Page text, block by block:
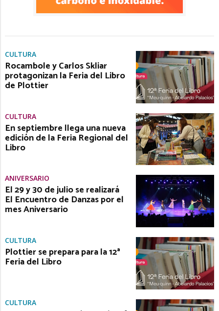
CULTURA
Rocambole y Carlos Skliar
protagonizan la Feria del Libro
de Plottier
CULTURA
En septiembre llega una nueva
edición de la Feria Regional del
Libro
ANIVERSARIO
El 29 y 30 de julio se realizará
El Encuentro de Danzas por el
mes Aniversario
CULTURA
Plottier se prepara para la 12ª
Feria del Libro
CULTURA